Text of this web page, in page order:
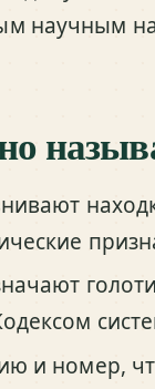
научным
и номер,